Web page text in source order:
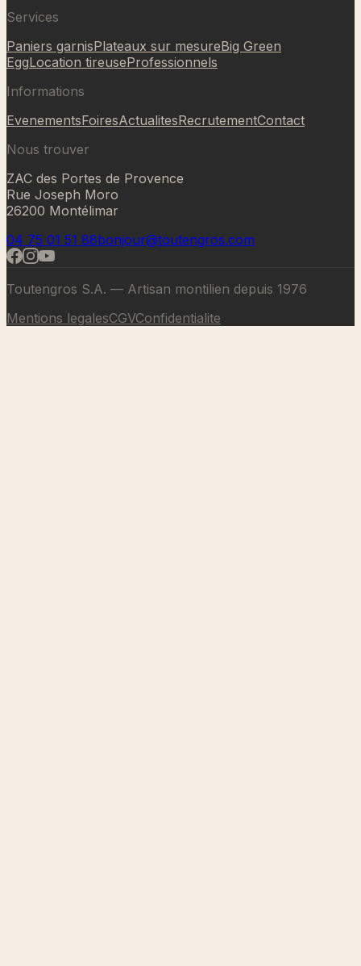
Services
Paniers garnisPlateaux sur mesureBig Green
EggLocation tireuseProfessionnels
Informations
EvenementsFoiresActualitesRecrutementContact
Nous trouver
ZAC des Portes de Provence
Rue Joseph Moro
26200 Montélimar
04 75 01 51 88bonjour@toutengros.com
Toutengros S.A. — Artisan montilien depuis 1976
Mentions legalesCGVConfidentialite